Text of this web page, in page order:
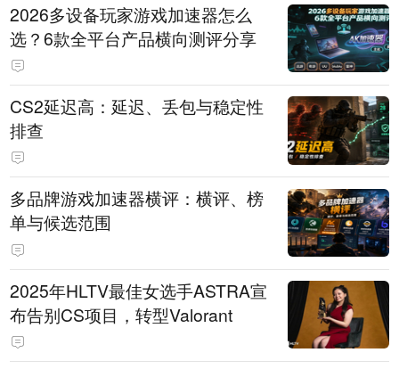
2026多设备玩家游戏加速器怎么
选？6款全平台产品横向测评分享
CS2延迟高：延迟、丢包与稳定性
排查
多品牌游戏加速器横评：横评、榜
单与候选范围
2025年HLTV最佳女选手ASTRA宣
布告别CS项目，转型Valorant